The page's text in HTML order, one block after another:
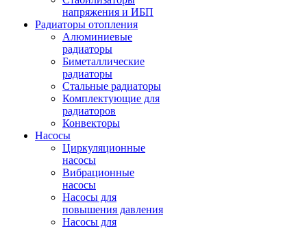
напряжения и ИБП
Радиаторы отопления
Алюминиевые
радиаторы
Биметаллические
радиаторы
Стальные радиаторы
Комплектующие для
радиаторов
Конвекторы
Насосы
Циркуляционные
насосы
Вибрационные
насосы
Насосы для
повышения давления
Насосы для